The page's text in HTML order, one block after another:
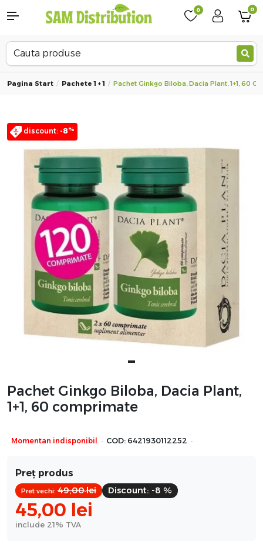
0 0
Pagina Start Pachete 1 + 1 Pachet Ginkgo Biloba, Dacia Plant, 1+1, 60
discount: -8%
Pachet Ginkgo Biloba, Dacia Plant,
1+1, 60 comprimate
Momentan indisponibil · COD: 6421930112252 ·
Preț produs
45,00 lei
Pret vechi: 49,00lei Discount: -8 %
include 21% TVA